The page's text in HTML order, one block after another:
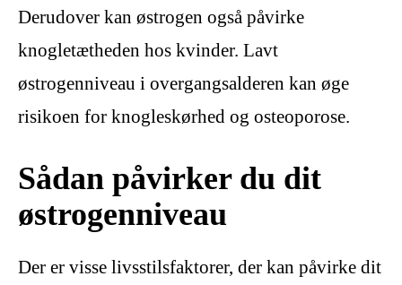
Derudover kan østrogen også påvirke
knogletætheden hos kvinder. Lavt
østrogenniveau i overgangsalderen kan øge
risikoen for knogleskørhed og osteoporose.
Sådan påvirker du dit
østrogenniveau
Der er visse livsstilsfaktorer, der kan påvirke dit